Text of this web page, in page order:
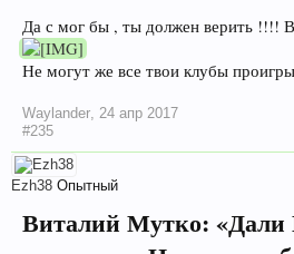
Да с мог бы , ты должен верить !!!!
Не могут же все твои клубы
Waylander 24 апр 2017
#235
Ezh38 Опытный
Виталий Мутко: «Дали